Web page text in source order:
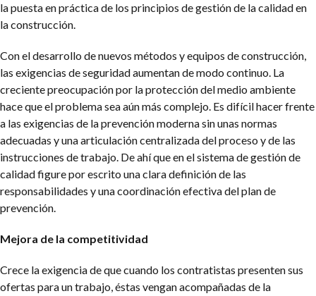
la puesta en práctica de los principios de gestión de la calidad en
la construcción.
Con el desarrollo de nuevos métodos y equipos de construcción,
las exigencias de seguridad aumentan de modo continuo. La
creciente preocupación por la protección del medio ambiente
hace que el problema sea aún más complejo. Es difícil hacer frente
a las exigencias de la prevención moderna sin unas normas
adecuadas y una articulación centralizada del proceso y de las
instrucciones de trabajo. De ahí que en el sistema de gestión de
calidad figure por escrito una clara definición de las
responsabilidades y una coordinación efectiva del plan de
prevención.
Mejora de la competitividad
Crece la exigencia de que cuando los contratistas presenten sus
ofertas para un trabajo, éstas vengan acompañadas de la